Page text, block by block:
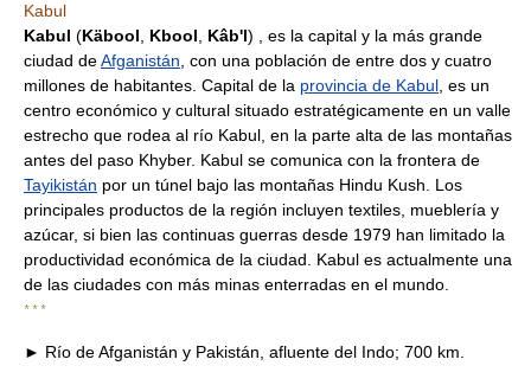
Kabul
Kabul (Käbool Kbool Kâb'l) , es la capital y la más grande
ciudad deAfganistán , con una población de entre dos y cuatro
millones de habitantes. Capital de la provincia de Kabul , es un
centro económico y cultural situado estratégicamente en un valle
estrecho que rodea al río Kabul, en la parte alta de las montañas
antes del paso Khyber. Kabul se comunica con la frontera de
Tayikistán por un túnel bajo las montañas Hindu Kush. Los
principales productos de la región incluyen textiles, mueblería y
azúcar, si bien las continuas guerras desde 1979 han limitado la
productividad económica de la ciudad. Kabul es actualmente una
de las ciudades con más minas enterradas en el mundo.
* * *
► Río de Afganistán y Pakistán, afluente del Indo; 700 km.